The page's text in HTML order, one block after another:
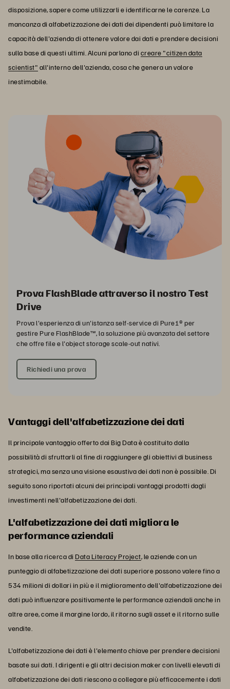
disposizione, sapere come utilizzarli e identificarne le carenze. La
mancanza di alfabetizzazione dei dati dei dipendenti può limitare la
capacità dell'azienda di ottenere valore dai dati e prendere decisioni
sulla base di questi ultimi. Alcuni parlano di creare "citizen data
scientist" all'interno dell'azienda, cosa che genera un valore
inestimabile.
Prova FlashBlade attraverso il nostro Test
Drive
Prova l'esperienza di un'istanza self-service di Pure1® per
gestire Pure FlashBlade™, la soluzione più avanzata del settore
che offre file e l'object storage scale-out nativi.
Richiedi una prova
Vantaggi dell'alfabetizzazione dei dati
Il principale vantaggio offerto dai Big Data è costituito dalla
possibilità di sfruttarli al fine di raggiungere gli obiettivi di business
strategici, ma senza una visione esaustiva dei dati non è possibile. Di
seguito sono riportati alcuni dei principali vantaggi prodotti dagli
investimenti nell'alfabetizzazione dei dati.
L'alfabetizzazione dei dati migliora le
performance aziendali
In base alla ricerca di Data Literacy Project, le aziende con un
punteggio di alfabetizzazione dei dati superiore possono valere fino a
534 milioni di dollari in più e il miglioramento dell'alfabetizzazione dei
dati può influenzare positivamente le performance aziendali anche in
altre aree, come il margine lordo, il ritorno sugli asset e il ritorno sulle
vendite.
L'alfabetizzazione dei dati è l'elemento chiave per prendere decisioni
basate sui dati. I dirigenti e gli altri decision maker con livelli elevati di
alfabetizzazione dei dati riescono a collegare più efficacemente i dati